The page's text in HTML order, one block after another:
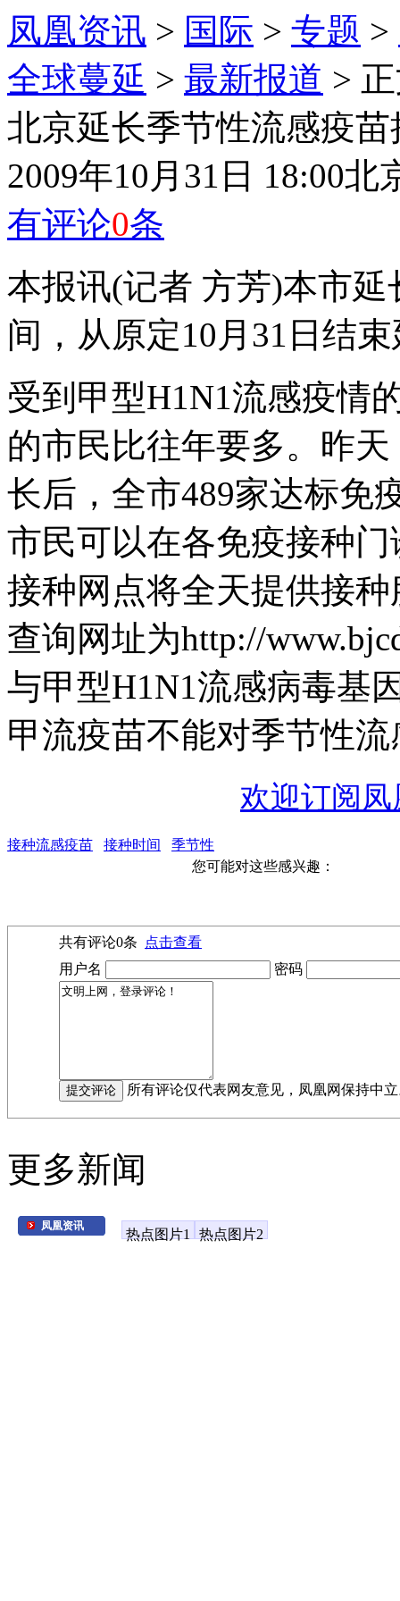
凤凰资讯 > 国际 > 专题 >
全球蔓延 > 最新报道 >
北京延长季节性流感疫
2009年10月31日 18:00北
有评论0条
本报讯(记者 方芳)本市
间，从原定10月31日结
受到甲型H1N1流感疫情
的市民比往年要多。昨
长后，全市489家达标免
市民可以在各免疫接种
接种网点将全天提供接
查询网址为http://
与甲型H1N1流感病毒基
甲流疫苗不能对季节性
欢迎订阅
接种流感疫苗 接种时间
季节性
您可能对这些感兴趣：
共有评论0条
点击查看
用户名
密码
所有评论仅代表网友意见，凤凰网保持中
更多新闻
凤凰资讯
热点图片1 热点图片2